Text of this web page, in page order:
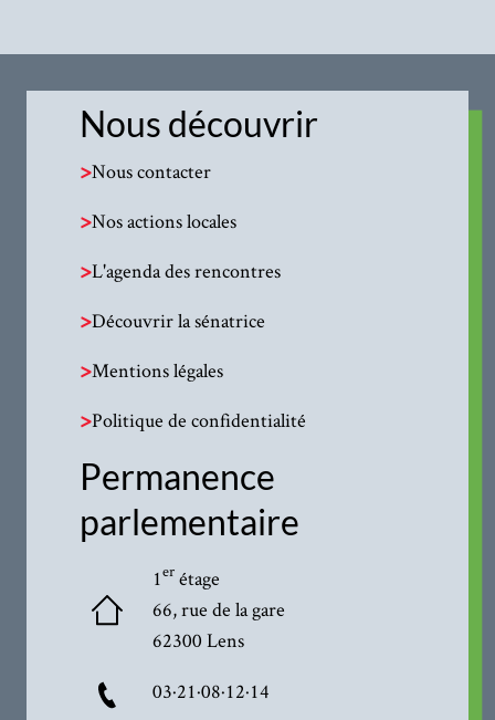
Nous découvrir
>Nous contacter
>Nos actions locales
>L'agenda des rencontres
>Découvrir la sénatrice
>Mentions légales
>Politique de confidentialité
Permanence
parlementaire
1erétage
66, rue de la gare
62300 Lens
03·21·08·12·14